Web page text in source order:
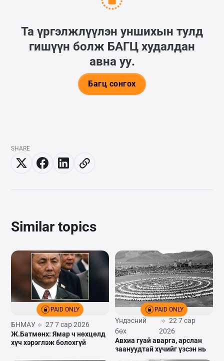
Та үргэлжлүүлэн уншихын тулд
гишүүн болж БАГЦ худалдан
авна уу.
Багц сонгох
SHARE
Similar topics
PAID ONLY
БНМАУ
27 7 сар 2026
Ж.Батмөнх: Ямар ч нөхцөлд
хүч хэрэглэж болохгүй
PAID ONLY
Үндэсний
бөх
22 7 сар
2026
Авхиа гуай аварга, арслан
заануудтай хүчийг үзсэн нь